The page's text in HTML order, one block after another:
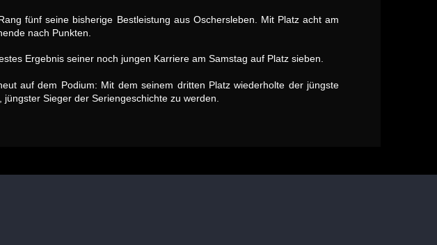
fünf seine bisherige Bestleistung aus Oschersleben. Mit Platz acht am
nach Punkten.
Ergebnis seiner noch jungen Karriere am Samstag auf Platz sieben.
auf dem Podium: Mit dem seinem dritten Platz wiederholte der jüngste
Sieger der Seriengeschichte zu werden.